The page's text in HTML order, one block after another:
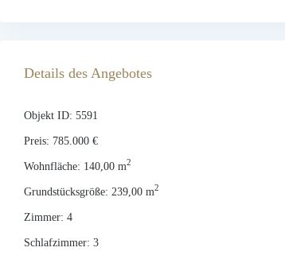
Details des Angebotes
Objekt ID: 5591
Preis: 785.000 €
Wohnfläche: 140,00 m2
Grundstücksgröße: 239,00 m2
Zimmer: 4
Schlafzimmer: 3